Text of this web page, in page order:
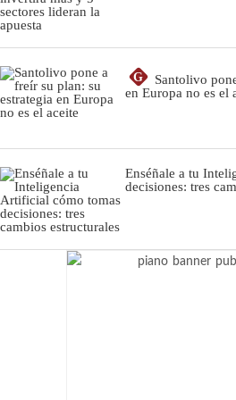
G
Santolivo
en Europa no es el
Enséñale a tu
decisiones: tres